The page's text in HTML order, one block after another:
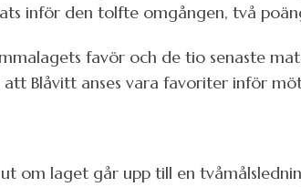
inför den tolfte omgången, två
favör och de tio senaste
Blåvitt anses vara favoriter inför
om laget går upp till en